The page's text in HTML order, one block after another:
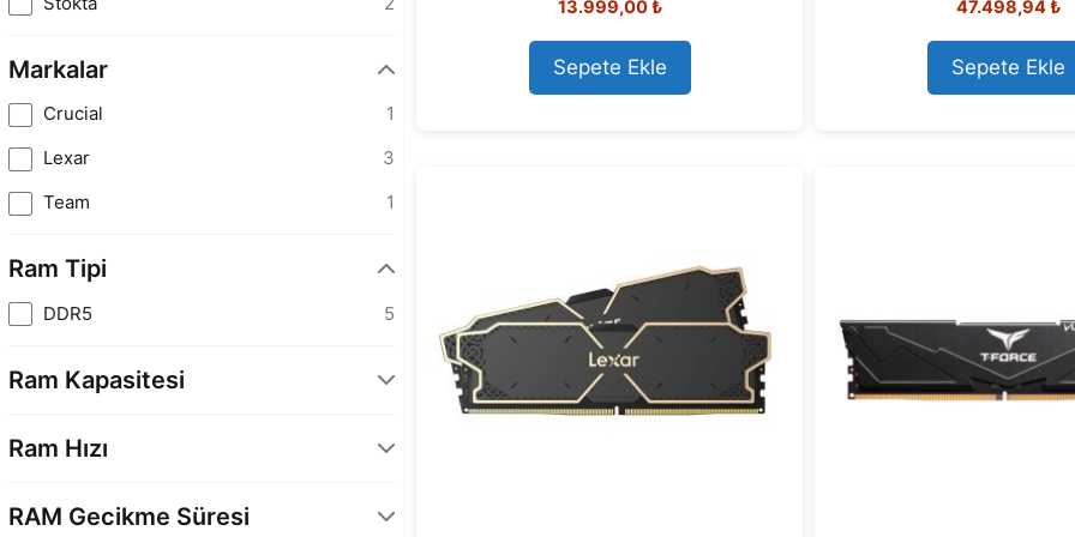
o
u
t
13.999,00₺
Sepete Ekle
out of 5
47.498,94₺
Sepete Ekle
Markalar
Crucial
1
Lexar
3
Team
1
Ram Tipi
DDR5 5
Ram Kapasitesi
32 GB (2x16)
1
Ram Hızı
RAM Gecikme Süresi